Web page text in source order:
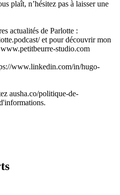
plaît, n’hésitez pas à laisser une
actualités de Parlotte :
et pour découvrir mon
studio.com
www.linkedin.com/in/hugo-
ausha.co/politique-de-